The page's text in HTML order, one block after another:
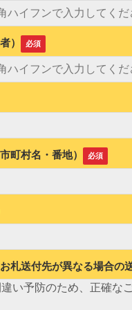
）
町村名・番地）
札送付先が異なる場合の